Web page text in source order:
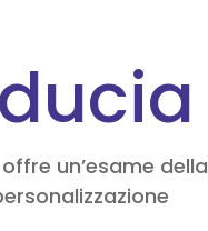
un’esame della